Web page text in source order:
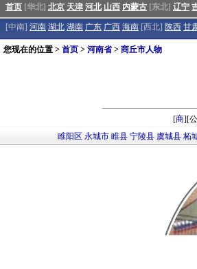
首页 [华北] 北京 天津 河北 山西 内蒙古 [东北] 辽宁
[中南] 河南 湖北 湖南 广东 广西 海南 [西北] 陕西 甘
您现在的位置 > 首页 > 河南省> 商丘市人物
[商][
睢阳区 永城市 睢县 宁陵县 虞城县 柘